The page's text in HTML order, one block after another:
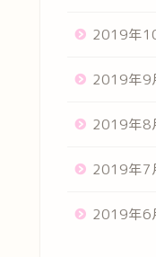
2019年
2019年9
2019年8
2019年7
2019年6